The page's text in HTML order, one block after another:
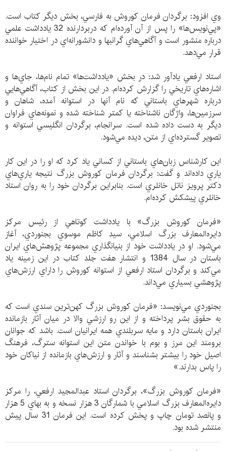
وي افزود: برگردان فرمان كوروش به فارسي، بخش ديگر كتاب است.
«پي‌نويس‌ها» را پس از آن آورده‌ام كه دربردارنده‌ 32 يادداشت علمي
درباره‌ منشور است و آگاهي‌هاي گرانبها و دانشورانه‌اي در اختيار خواننده
قرار مي‌دهد.
استاد ارفعي يادآور شد: در بخش «يادداشت‌ها» تمام نام‌ها، جاي‌ها و
اشاره‌هاي تاريخي را گزارش كرده‌ام. در اين بخش از كتاب، آگاهي‌هايي
درباره‌ شهرهاي باستاني كه نام آنها در استوانه آمده، شاهان و
سرزمين‌ها، واژگان ناشناخته يا كمتر شناخته شده و نمونه‌هاي فراوان
ديگر به دست داده شده است. سرانجام، برگردان انگليسي استوانه و
تصوير گسترده‌اي از متن، ديده مي‌شود.
اين كارشناس زبان‌هاي باستاني از كساني ياد كرد كه او را در اين كار
ياري داده‌اند و گفت: برگردان فرمان كوروش بزرگ نتيجه ياري‌هاي
دكتر پرويز ناتل خانلري است. بنابراين برگردان خود را به روان استاد
خانلري پيشكش كرده‌ام.
«فرمان كوروش بزرگ» با يادداشت كوتاهي از رئيس مركز
دايره‌المعارف بزرگ اسلامي، سيد كاظم موسوي بجنوردي، آغاز
مي‌شود. او در يادداشت خود از بنيانگذاري مجموعه پژوهش‌هاي ايران
باستان در سال 1384 و انتشار هفت جلد كتاب در اين زمينه ياد
مي‌كند و برگردان استاد ارفعي از استوانه‌ كوروش را داراي ارزش‌هاي
پژوهشي بسياري مي‌داند.
بجنوردي مي‌نويسد: «فرمان كوروش بزرگ كهن‌ترين سندي است كه
به حقوق بشر پرداخته و از اين رو ارزشي والا در ميان آثار بازمانده‌
ايران باستان دارد و مايه سربلندي همه‌ ايرانيان است. باشد كه جوانان
برومند اين مرز و بوم با خواندن متن اين استوانه‌ سترگ، فرهنگ
اصيل خود را بيشتر بشناسند و آثار و ارزش‌هاي بازمانده از نياكان خود
را پاس بدارند.»
«فرمان كوروش بزرگ»، برگردان استاد عبدالمجيد ارفعي، را مركز
دايره‌المعارف بزرگ اسلامي با شمارگان 3 هزار نسخه و به بهاي 5 هزار
و پانصد تومان چاپ و پخش كرده است. اين فرمان 31 سال پيش
منتشر شده بود.